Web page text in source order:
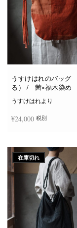
うすけはれのバッグ
る） / 茜×福木染め
うすけはれより
¥24,000 税別
在庫切れ